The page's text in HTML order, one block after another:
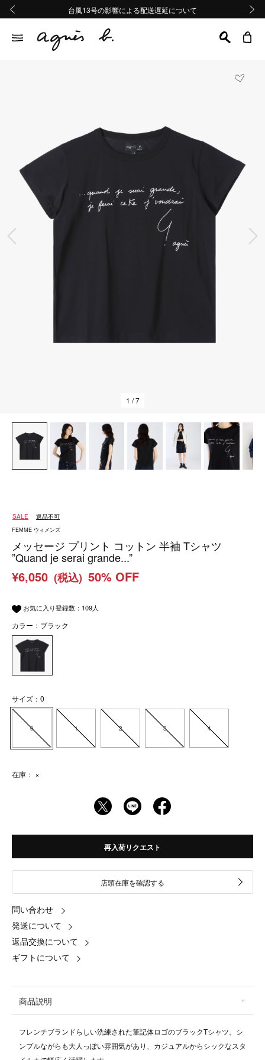
熊本地域地震の影響による配送遅延について
Summer Sale 2buy10%OFF!!
台風13号の影響による配送遅延について
熊本地域地震の影響による配送遅延について
Summer Sale 2buy10%OFF!!
前の画像
1 / 7
SALE 返品不可
FEMME ウィメンズ
メッセージ プリント コットン 半袖 Tシャツ
”Quand je serai grande...”
¥6,050 (税込) 50% OFF
お気に入り登録数： 109人
カラー：ブラック
サイズ：0
0 1 2 3 4
在庫： ×
再入荷リクエスト
店頭在庫を確認する
問い合わせ
発送について
返品交換について
ギフトについて
商品説明
フレンチブランドらしい洗練された筆記体ロゴのブラックTシャツ。シ
ンプルながらも大人っぽい雰囲気があり、カジュアルからシックなスタ